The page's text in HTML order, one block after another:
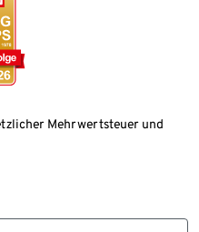
Mehrwertsteuer und